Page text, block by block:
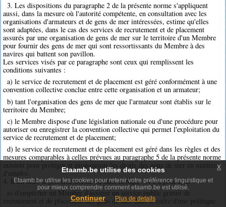
3. Les dispositions du paragraphe 2 de la présente norme s'appliquent
aussi, dans la mesure où l'autorité compétente, en consultation avec les
organisations d'armateurs et de gens de mer intéressées, estime qu'elles
sont adaptées, dans le cas des services de recrutement et de placement
assurés par une organisation de gens de mer sur le territoire d'un Membre
pour fournir des gens de mer qui sont ressortissants du Membre à des
navires qui battent son pavillon.
Les services visés par ce paragraphe sont ceux qui remplissent les
conditions suivantes :
a) le service de recrutement et de placement est géré conformément à une
convention collective conclue entre cette organisation et un armateur;
b) tant l'organisation des gens de mer que l'armateur sont établis sur le
territoire du Membre;
c) le Membre dispose d'une législation nationale ou d'une procédure pour
autoriser ou enregistrer la convention collective qui permet l'exploitation du
service de recrutement et de placement;
d) le service de recrutement et de placement est géré dans les règles et des
mesures comparables à celles prévues au paragraphe 5 de la présente norme
existent pour protéger et promouvoir les droits des gens de mer en matière
d'emploi.
4. Rien dans la présente norme ou dans la règle 1.4 n'a pour effet :
a) d'empêcher un Membre d'assurer un service public gratuit de
recrutement et de placement des gens de mer dans le cadre d'une politique
Etaamb.be utilise des cookies
Etaamb.be utilise les cookies pour retenir votre préférence linguistique et
pour mieux comprendre comment etaamb.be est utilisé.
Continuer Plus de details
x